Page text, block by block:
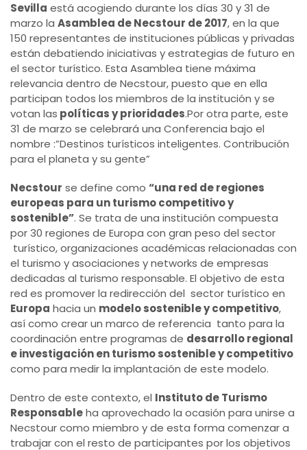
Sevilla está acogiendo durante los días 30 y 31 de
marzo la Asamblea de Necstour de 2017, en la que
150 representantes de instituciones públicas y privadas
están debatiendo iniciativas y estrategias de futuro en
el sector turístico. Esta Asamblea tiene máxima
relevancia dentro de Necstour, puesto que en ella
participan todos los miembros de la institución y se
votan las políticas y prioridades.Por otra parte, este
31 de marzo se celebrará una Conferencia bajo el
nombre :”Destinos turísticos inteligentes. Contribución
para el planeta y su gente”
Necstour se define como “una red de regiones
europeas para un turismo competitivo y
sostenible”. Se trata de una institución compuesta
por 30 regiones de Europa con gran peso del sector
turístico, organizaciones académicas relacionadas con
el turismo y asociaciones y networks de empresas
dedicadas al turismo responsable. El objetivo de esta
red es promover la redirección del sector turístico en
Europa hacia un modelo sostenible y competitivo,
así como crear un marco de referencia tanto para la
coordinación entre programas de desarrollo regional
e investigación en turismo sostenible y competitivo
como para medir la implantación de este modelo.
Dentro de este contexto, el Instituto de Turismo
Responsableha aprovechado la ocasión para unirse a
Necstour como miembro y de esta forma comenzar a
trabajar con el resto de participantes por los objetivos